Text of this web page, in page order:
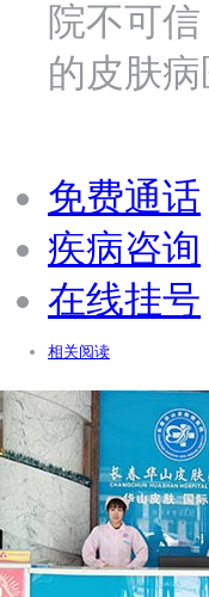
院不可
的皮肤
免费通话
疾病咨询
在线挂号
相关阅读